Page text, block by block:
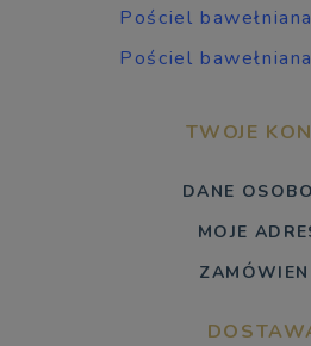
Pościel
Pościel
TWOJE
DANE
MOJE